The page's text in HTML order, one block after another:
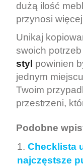
dużą ilość
przynosi
Unikaj
swoich
styl powinien
jednym
Twoim
przestrzeni,
Podobne
Checklista
najczęstsze